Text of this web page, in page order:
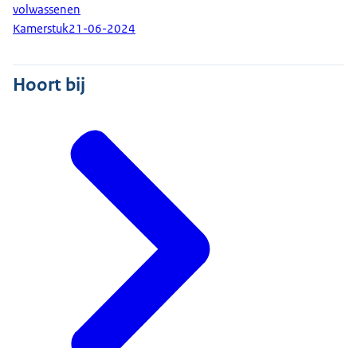
volwassenen
Kamerstuk21-06-2024
Hoort bij